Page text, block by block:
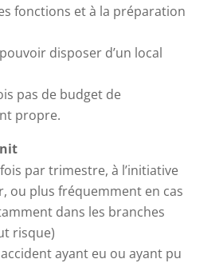
fonctions et à la préparation
disposer d’un local
pas de budget de
propre.
par trimestre, à l’initiative
ou plus fréquemment en cas
dans les branches
risque)
ayant eu ou ayant pu